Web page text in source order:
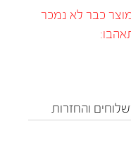
כבר לא נמכר
והחזרות